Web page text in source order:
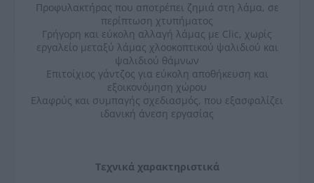
Προφυλακτήρας που αποτρέπει ζημιά στη λάμα, σε
περίπτωση χτυπήματος
Γρήγορη και εύκολη αλλαγή λάμας με Clic, χωρίς
εργαλείο μεταξύ λάμας χλοοκοπτικού ψαλιδιού και
ψαλιδιού θάμνων
Επιτοίχιος γάντζος για εύκολη αποθήκευση και
εξοικονόμηση χώρου
Ελαφρύς και συμπαγής σχεδιασμός, που εξασφαλίζει
ιδανική άνεση εργασίας
Τεχνικά χαρακτηριστικά